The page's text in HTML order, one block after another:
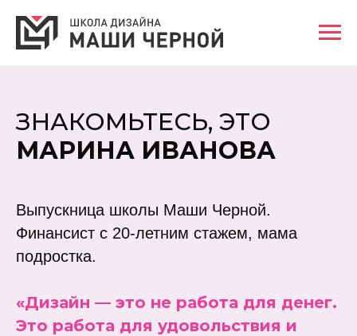
ЗНАКОМЬТЕСЬ, ЭТО
МАРИНА ИВАНОВА
Выпускница школы Маши Черной.
Финансист с 20-летним стажем, мама
подростка.
«Дизайн — это не работа для денег.
Это работа для удовольствия и